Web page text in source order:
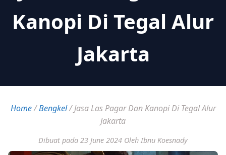
Kanopi Di Tegal Alur
Jakarta
Home/Bengkel/Jasa Las Pagar Dan Kanopi Di Tegal Alur
Jakarta
Dibuat pada 23 June 2024 Oleh Ibnu Koesnady